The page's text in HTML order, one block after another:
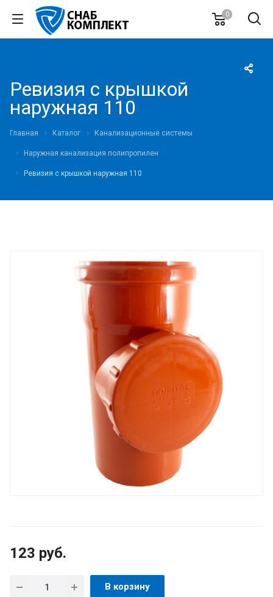
0
Ревизия с крышкой
наружная 110
Главная Каталог Канализационные системы
Наружная канализация полипропилен
Ревизия с крышкой наружная 110
123 руб.
В корзину